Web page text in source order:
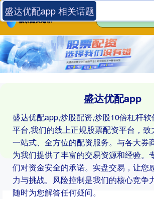
盛达优配app
盛达优配app,炒股配资,炒股10倍杠杆
平台,我们的线上正规股票配资平台，
一站式、全方位的配资服务。与各大券
为我们提供了丰富的交易资源和经验。
们对资金安全的承诺。实盘交易，让您
力与挑战。风险控制是我们的核心竞争
随时为您解答任何疑问。
盛达优配app 相关话题